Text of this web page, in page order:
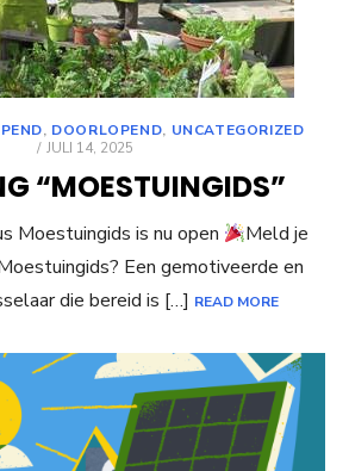
, DOORLOPEND, UNCATEGORIZED
POSTED
JULI 14, 2025
“MOESTUINGIDS”
Moestuingids is nu open
Meld je
Een gemotiveerde en
die bereid is […] READ MORE